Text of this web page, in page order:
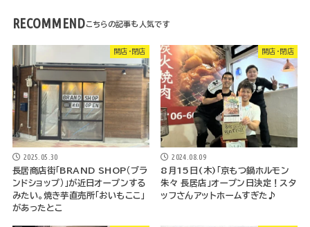
RECOMMEND
開店・閉店
2025.05.30
長居商店街「BRAND SHOP（ブラ
ンドショップ）」が近日オープンする
みたい。焼き芋直売所「おいもここ」
があったとこ
開店・閉店
2024.08.09
8月15日(木)「京もつ鍋ホルモン
朱々 長居店」オープン日決定！スタ
ッフさんアットホームすぎた♪